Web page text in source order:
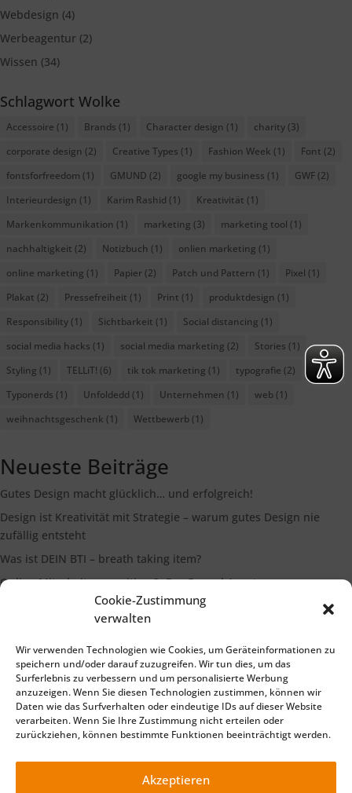
Cookie-Zustimmung
verwalten
Wir verwenden Technologien wie Cookies, um Geräteinformationen zu
speichern und/oder darauf zuzugreifen. Wir tun dies, um das
Surferlebnis zu verbessern und um personalisierte Werbung
anzuzeigen. Wenn Sie diesen Technologien zustimmen, können wir
Daten wie das Surfverhalten oder eindeutige IDs auf dieser Website
verarbeiten. Wenn Sie Ihre Zustimmung nicht erteilen oder
zurückziehen, können bestimmte Funktionen beeinträchtigt werden.
Akzeptieren
Webdesign (4)
Werbeagentur (2)
Wissen (34)
Schlagwort Wolke
Accessoire (1) Brands (1) Character design (1) charity (3)
corporate design (2) Creative Types (1) Fashion Week (1) Font (2)
fontsforfreedom (1) GMUND (2) google my business (1) GWF (2)
Interieurdesign (1) Karim Rashid (1) Kreativität (1)
Markenkommunikation (1) marketing (3) marketing tool (1)
nachhaltigkeit (2) Notizbuch (1) onlien marketing (1)
online marketing (1) Papier (2) Patch und Pattern (1) Pixel (1)
Plakat (2) Pressefreiheit (1) Print (1) produktdesign (1)
Responsibility (1) Sichtbarkeit (1) Social distancing (1)
social media hacks (1) social media marketing (2) Stories (1)
Styling (1) TELLiT! (6) tik tok marketing (1) typografie (2)
Typonerds (1) Unfoldedd (1) Unternehmen (1) web (1)
weihnachtsgeschenk (1) Wettbewerb (1)
Neueste Beiträge
Gutes Design macht glücklich… und erfolgreich!
Design ist Kreativität mit Strategie – warum gutes Design nie
zufällig entsteht
Was ist DEIN BTI – breath taking item?
Online Mitarbeiterrecruiting 3: Der Funnel Ansatz
Die Bedeutung eines starken Markenimages
Suchen
Impressum Datenschutzerklärung
©2025 TELLiT – Ihre Full Service Werbeagentur für Marketing